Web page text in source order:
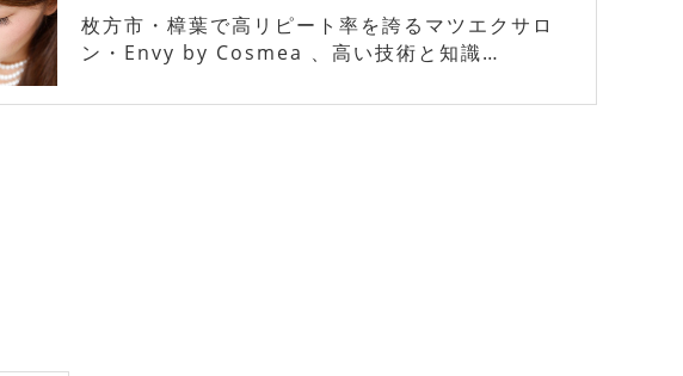
枚方市・樟葉で高リピート率を誇るマツエクサロ
ン・Envy by Cosmea 、高い技術と知識…